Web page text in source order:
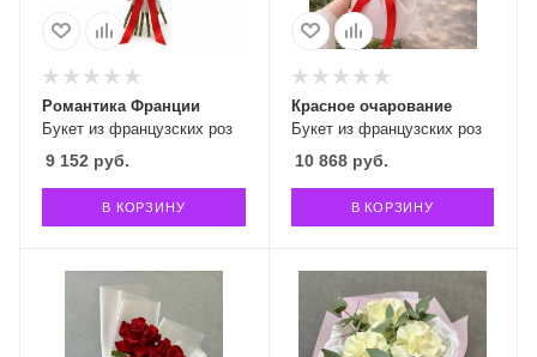
Букет из французских роз
Романтика Франции
9 152 руб.
В КОРЗИНУ
Букет из французских роз
Красное очарование
10 868руб.
В КОРЗИНУ